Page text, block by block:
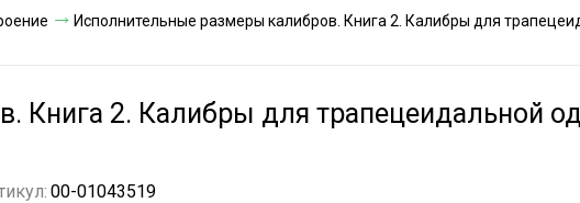
Исполнительные размеры калибров. Книга 2. Калибры для
Книга 2. Калибры для трапецеидальной
00-01043519